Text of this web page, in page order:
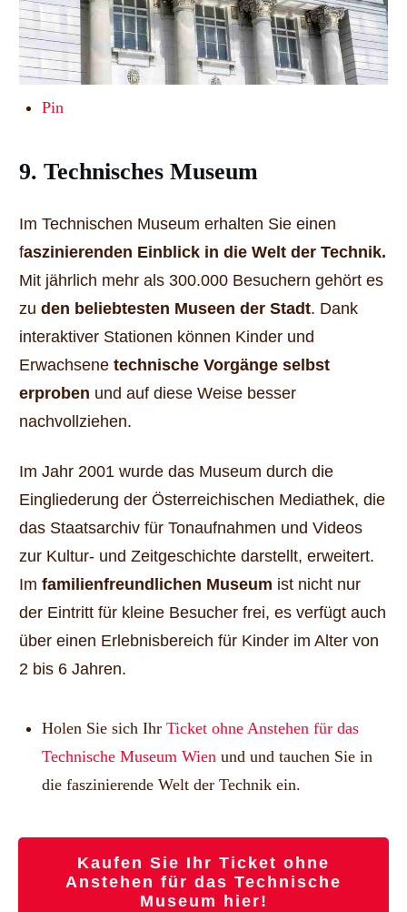
Pin
9. Technisches Museum
Im Technischen Museum erhalten Sie einen
faszinierenden Einblick in die Welt der Technik.
Mit jährlich mehr als 300.000 Besuchern gehört es
zu den beliebtesten Museen der Stadt. Dank
interaktiver Stationen können Kinder und
Erwachsene technische Vorgänge selbst
erproben und auf diese Weise besser
nachvollziehen.
Im Jahr 2001 wurde das Museum durch die
Eingliederung der Österreichischen Mediathek, die
das Staatsarchiv für Tonaufnahmen und Videos
zur Kultur- und Zeitgeschichte darstellt, erweitert.
Im familienfreundlichen Museum ist nicht nur
der Eintritt für kleine Besucher frei, es verfügt auch
über einen Erlebnisbereich für Kinder im Alter von
2 bis 6 Jahren.
Holen Sie sich Ihr Ticket ohne Anstehen für das
Technische Museum Wien und und tauchen Sie in
die faszinierende Welt der Technik ein.
Kaufen Sie Ihr Ticket ohne
Anstehen für das Technische
Museum hier!